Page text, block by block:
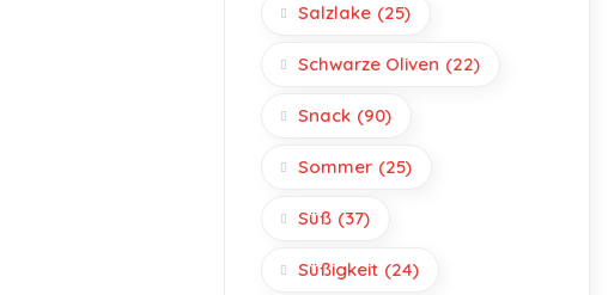
Salzlake (25)
Schwarze Oliven (22)
Snack (90)
Sommer (25)
Süß (37)
Süßigkeit (24)